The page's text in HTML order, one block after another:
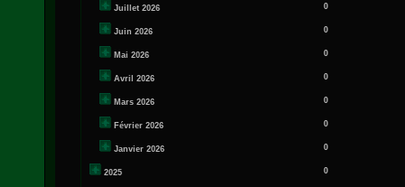
Juillet 2026 0
Juin 2026 0
Mai 2026 0
Avril 2026 0
Mars 2026 0
Février 2026 0
Janvier 2026 0
2025 0